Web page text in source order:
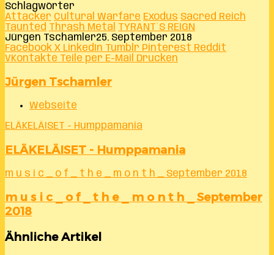
Schlagwörter
Attacker Cultural Warfare Exodus Sacred Reich
Taunted Thrash Metal TYRANT`S REIGN
Jürgen Tschamler25. September 2018
Facebook X LinkedIn Tumblr Pinterest Reddit
VKontakte Teile per E-Mail Drucken
Jürgen Tschamler
Webseite
ELÄKELÄISET - Humppamania
ELÄKELÄISET - Humppamania
m u s i c _ o f _ t h e _ m o n t h _ September 2018
m u s i c _ o f _ t h e _ m o n t h _ September
2018
Ähnliche Artikel